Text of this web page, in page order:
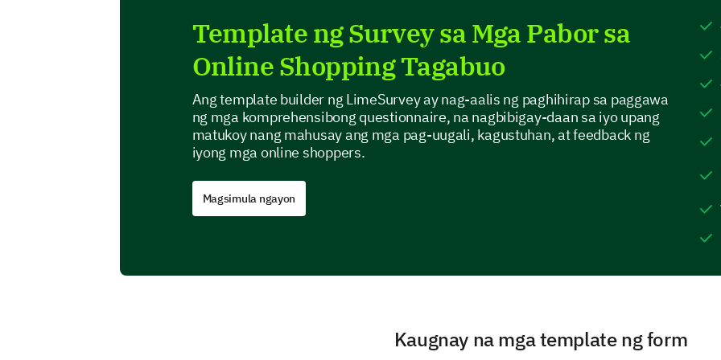
What is your preferred payment method
Credit/Debit Card
PayPal
Customer Service Experience
Template ng Survey sa Mga Pabor sa
Online Shopping Tagabuo
Ang template builder ng LimeSurvey ay nag-aalis ng paghihirap sa paggawa
ng mga komprehensibong questionnaire, na nagbibigay-daan sa iyo upang
matukoy nang mahusay ang mga pag-uugali, kagustuhan, at feedback ng
iyong mga online shoppers.
Magsimula ngayon
Kaugnay na mga template ng form